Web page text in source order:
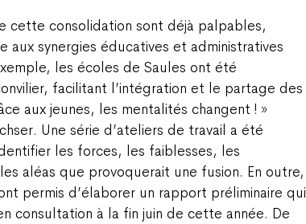
cette consolidation sont déjà palpables,
aux synergies éducatives et administratives
les écoles de Saules ont été
facilitant l’intégration et le partage des
aux jeunes, les mentalités changent ! »
Une série d’ateliers de travail a été
les forces, les faiblesses, les
aléas que provoquerait une fusion. En outre,
permis d’élaborer un rapport préliminaire qui
consultation à la fin juin de cette année. De